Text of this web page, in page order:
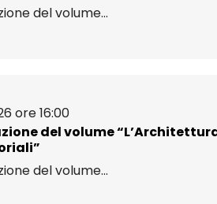
del volume...
ore 16:00
del volume
del volume...